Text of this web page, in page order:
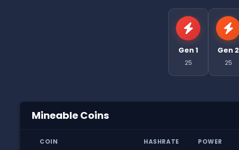
Gen 1
25
Gen 2
25
Mineable Coins
COIN HASHRATE POWER